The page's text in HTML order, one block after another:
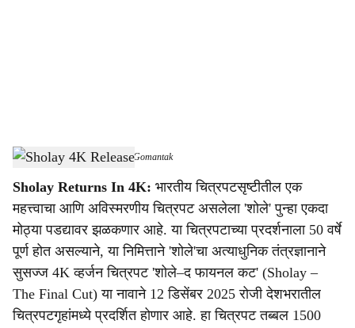
a
r
e
Sholay Returns In 4K-Dainik Gomantak
Sholay Returns In 4K: भारतीय चित्रपटसृष्टीतील एक
महत्त्वाचा आणि अविस्मरणीय चित्रपट असलेला 'शोले' पुन्हा एकदा
मोठ्या पडद्यावर झळकणार आहे. या चित्रपटाच्या प्रदर्शनाला 50 वर्षे
पूर्ण होत असल्याने, या निमित्ताने 'शोले'चा अत्याधुनिक तंत्रज्ञानाने
सुसज्ज 4K व्हर्जन चित्रपट 'शोले–द फायनल कट' (Sholay –
The Final Cut) या नावाने 12 डिसेंबर 2025 रोजी देशभरातील
चित्रपटगृहांमध्ये प्रदर्शित होणार आहे. हा चित्रपट तब्बल 1500